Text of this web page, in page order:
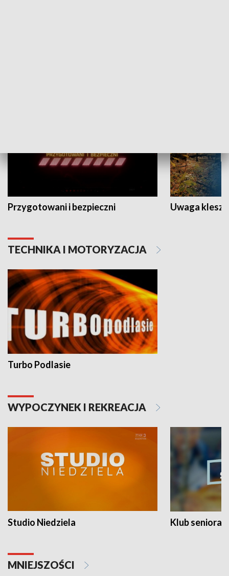
Przygotowani i bezpieczni Uwaga
TECHNIKA I MOTORYZACJA
Turbo Podlasie
WYPOCZYNEK I REKREACJA
Studio Niedziela Klub seniora
MNIEJSZOŚCI